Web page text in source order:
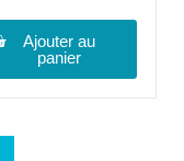
Ajouter au
panier